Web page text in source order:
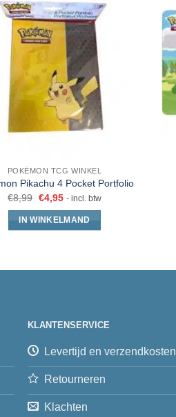
POKÉMON TCG WINKEL
Pikachu 4 Pocket Portfolio
€8,99 €4,95 - incl. btw
IN WINKELMAND
KLANTENSERVICE
Levertijd en verzendkosten
Retourneren
Klachten